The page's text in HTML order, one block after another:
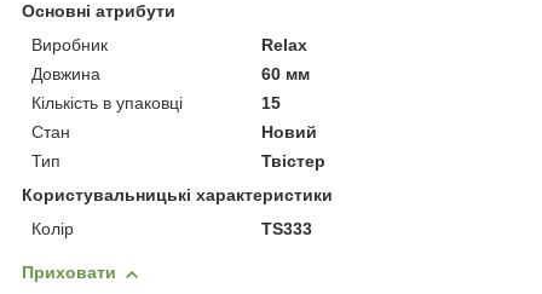
Основні атрибути
Виробник
Relax
Довжина
60 мм
Кількість в упаковці
15
Стан
Новий
Тип
Твістер
Користувальницькі характеристики
Колір
TS333
Приховати